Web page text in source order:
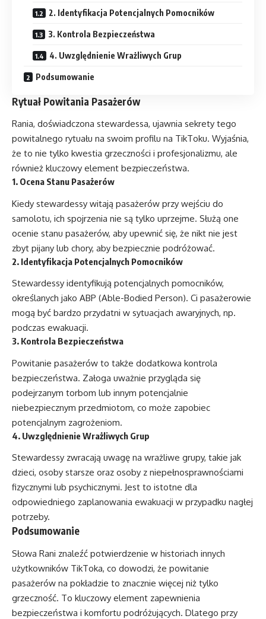
2. Identyfikacja Potencjalnych Pomocników
3. Kontrola Bezpieczeństwa
4. Uwzględnienie Wrażliwych Grup
Podsumowanie
Rytuał Powitania Pasażerów
Rania, doświadczona stewardessa, ujawnia sekrety tego
powitalnego rytuału na swoim profilu na TikToku. Wyjaśnia,
że to nie tylko kwestia grzeczności i profesjonalizmu, ale
również kluczowy element bezpieczeństwa.
1. Ocena Stanu Pasażerów
Kiedy stewardessy witają pasażerów przy wejściu do
samolotu, ich spojrzenia nie są tylko uprzejme. Służą one
ocenie stanu pasażerów, aby upewnić się, że nikt nie jest
zbyt pijany lub chory, aby bezpiecznie podróżować.
2. Identyfikacja Potencjalnych Pomocników
Stewardessy identyfikują potencjalnych pomocników,
określanych jako ABP (Able-Bodied Person). Ci pasażerowie
mogą być bardzo przydatni w sytuacjach awaryjnych, np.
podczas ewakuacji.
3. Kontrola Bezpieczeństwa
Powitanie pasażerów to także dodatkowa kontrola
bezpieczeństwa. Załoga uważnie przygląda się
podejrzanym torbom lub innym potencjalnie
niebezpiecznym przedmiotom, co może zapobiec
potencjalnym zagrożeniom.
4. Uwzględnienie Wrażliwych Grup
Stewardessy zwracają uwagę na wrażliwe grupy, takie jak
dzieci, osoby starsze oraz osoby z niepełnosprawnościami
fizycznymi lub psychicznymi. Jest to istotne dla
odpowiedniego zaplanowania ewakuacji w przypadku nagłej
potrzeby.
Podsumowanie
Słowa Rani znaleźć potwierdzenie w historiach innych
użytkowników TikToka, co dowodzi, że powitanie
pasażerów na pokładzie to znacznie więcej niż tylko
grzeczność. To kluczowy element zapewnienia
bezpieczeństwa i komfortu podróżujących. Dlatego przy